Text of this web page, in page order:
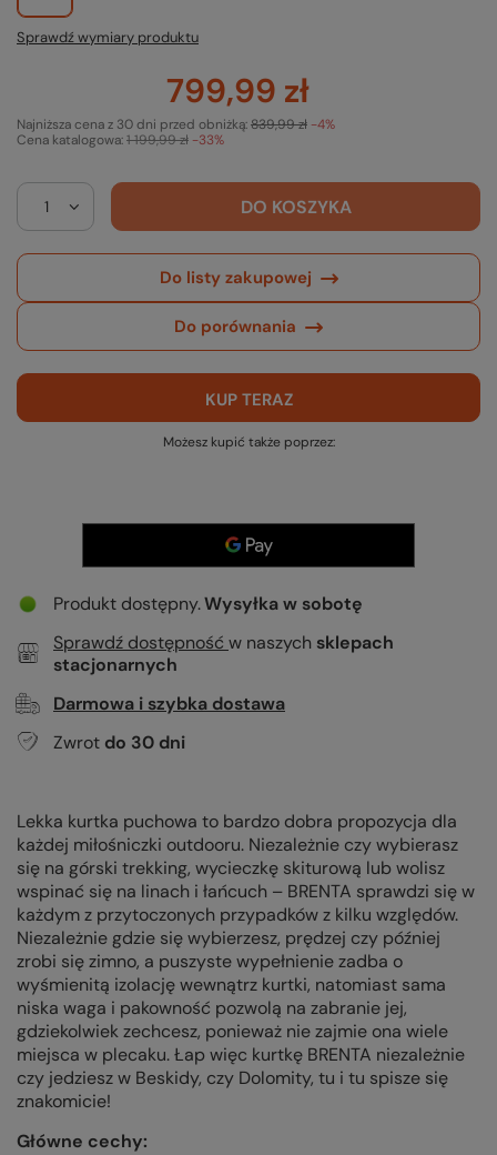
Sprawdź wymiary produktu
799,99 zł
Cena katalogowa:1 199,99 zł -33%
Najniższa cena z 30 dni przed obniżką:839,99 zł -4%
DO KOSZYKA
Do listy zakupowej
Do porównania
KUP TERAZ
Możesz kupić także poprzez:
Produkt dostępny Wysyłkaw sobotę
Sprawdź dostępność w naszych sklepach
stacjonarnych
Darmowa i szybka dostawa
Zwrot do 30 dni
Lekka kurtka puchowa to bardzo dobra propozycja dla
każdej miłośniczki outdooru. Niezależnie czy wybierasz
się na górski trekking, wycieczkę skiturową lub wolisz
wspinać się na linach i łańcuch – BRENTA sprawdzi się w
każdym z przytoczonych przypadków z kilku względów.
Niezależnie gdzie się wybierzesz, prędzej czy później
zrobi się zimno, a puszyste wypełnienie zadba o
wyśmienitą izolację wewnątrz kurtki, natomiast sama
niska waga i pakowność pozwolą na zabranie jej,
gdziekolwiek zechcesz, ponieważ nie zajmie ona wiele
miejsca w plecaku. Łap więc kurtkę BRENTA niezależnie
czy jedziesz w Beskidy, czy Dolomity, tu i tu spisze się
znakomicie!
Główne cechy: